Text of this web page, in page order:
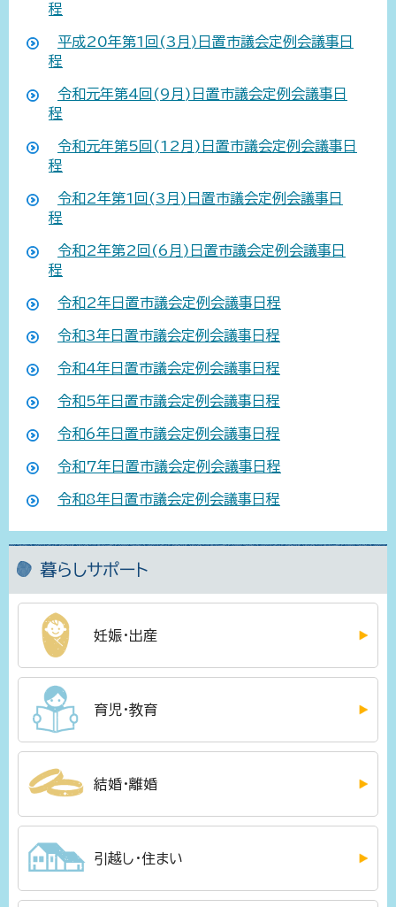
程
平成20年第1回(3月)日置市議会定例会議事日
程
令和元年第4回(9月)日置市議会定例会議事日
程
令和元年第5回(12月)日置市議会定例会議事日
程
令和2年第1回(3月)日置市議会定例会議事日
程
令和2年第2回(6月)日置市議会定例会議事日
程
令和2年日置市議会定例会議事日程
令和3年日置市議会定例会議事日程
令和4年日置市議会定例会議事日程
令和5年日置市議会定例会議事日程
令和6年日置市議会定例会議事日程
令和7年日置市議会定例会議事日程
令和8年日置市議会定例会議事日程
暮らしサポート
妊娠・出産
育児・教育
結婚・離婚
引越し・住まい